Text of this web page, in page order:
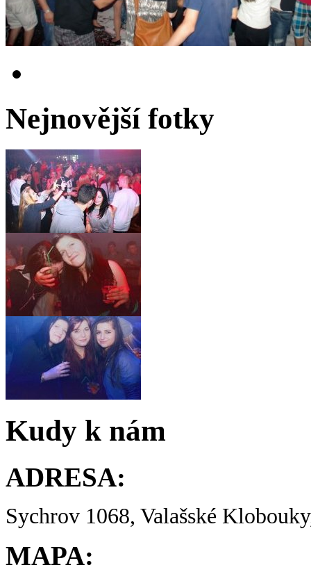
Nejnovější fotky
Kudy k nám
ADRESA:
Sychrov 1068, Valašské
MAPA: